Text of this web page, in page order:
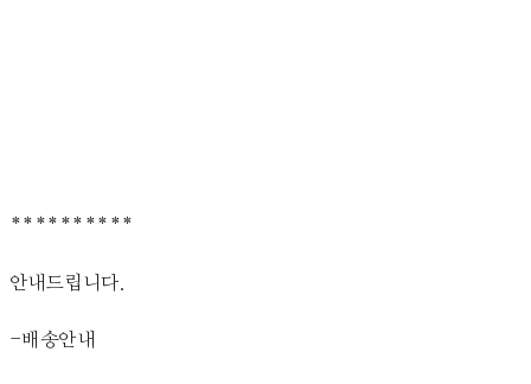
**********
안내드립니다.
-배송안내